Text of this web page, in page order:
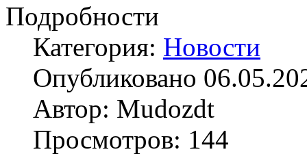
Подробности
Категория: Новости
Опубликовано
Автор: Mudozdt
Просмотров: 144